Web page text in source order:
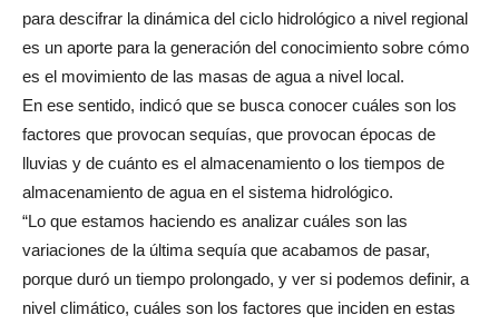
para descifrar la dinámica del ciclo hidrológico a nivel regional
es un aporte para la generación del conocimiento sobre cómo
es el movimiento de las masas de agua a nivel local.
En ese sentido, indicó que se busca conocer cuáles son los
factores que provocan sequías, que provocan épocas de
lluvias y de cuánto es el almacenamiento o los tiempos de
almacenamiento de agua en el sistema hidrológico.
“Lo que estamos haciendo es analizar cuáles son las
variaciones de la última sequía que acabamos de pasar,
porque duró un tiempo prolongado, y ver si podemos definir, a
nivel climático, cuáles son los factores que inciden en estas